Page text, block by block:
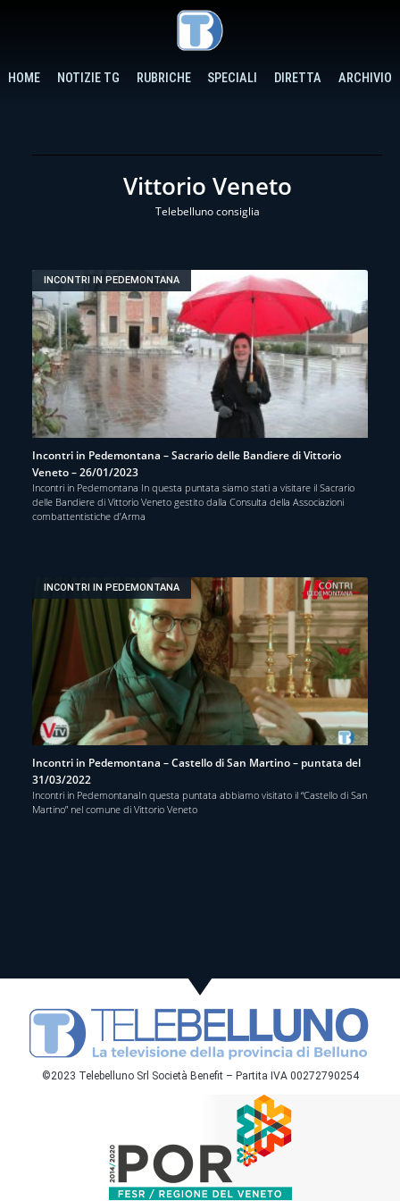
HOME NOTIZIE TG RUBRICHE SPECIALI DIRETTA ARCHIVIO
Vittorio Veneto
Telebelluno consiglia
INCONTRI IN PEDEMONTANA
Incontri in Pedemontana – Sacrario delle Bandiere di Vittorio
Veneto – 26/01/2023
Incontri in Pedemontana In questa puntata siamo stati a visitare il Sacrario
delle Bandiere di Vittorio Veneto gestito dalla Consulta della Associazioni
combattentistiche d’Arma
INCONTRI IN PEDEMONTANA
Incontri in Pedemontana – Castello di San Martino – puntata del
31/03/2022
Incontri in PedemontanaIn questa puntata abbiamo visitato il “Castello di San
Martino” nel comune di Vittorio Veneto
©2023 Telebelluno Srl Società Benefit – Partita IVA 00272790254